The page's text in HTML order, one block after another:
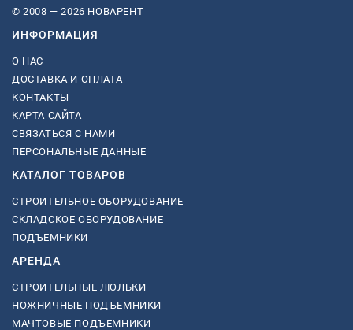
© 2008 — 2026 НОВАРЕНТ
ИНФОРМАЦИЯ
О НАС
ДОСТАВКА И ОПЛАТА
КОНТАКТЫ
КАРТА САЙТА
СВЯЗАТЬСЯ С НАМИ
ПЕРСОНАЛЬНЫЕ ДАННЫЕ
КАТАЛОГ ТОВАРОВ
СТРОИТЕЛЬНОЕ ОБОРУДОВАНИЕ
СКЛАДСКОЕ ОБОРУДОВАНИЕ
ПОДЪЕМНИКИ
АРЕНДА
СТРОИТЕЛЬНЫЕ ЛЮЛЬКИ
НОЖНИЧНЫЕ ПОДЪЕМНИКИ
МАЧТОВЫЕ ПОДЪЕМНИКИ